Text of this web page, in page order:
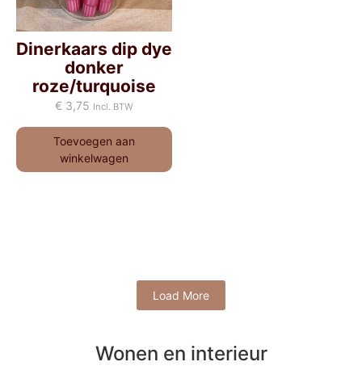
Dinerkaars dip dye
donker
roze/turquoise
€ 3,75 Incl. BTW
Toevoegen aan
winkelwagen
Load More
Wonen en interieur